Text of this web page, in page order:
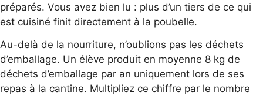
préparés. Vous avez bien lu : plus d’un tiers de ce qui
est cuisiné finit directement à la poubelle.
Au-delà de la nourriture, n’oublions pas les déchets
d’emballage. Un élève produit en moyenne 8 kg de
déchets d’emballage par an uniquement lors de ses
repas à la cantine. Multipliez ce chiffre par le nombre